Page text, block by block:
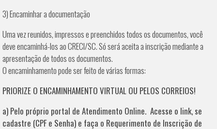
3) Encaminhar a documentação
Uma vez reunidos, impressos e preenchidos todos os documentos, você
deve encaminhá-los ao CRECI/SC. Só será aceita a inscrição mediante a
apresentação de todos os documentos.
O encaminhamento pode ser feito de várias formas:
PRIORIZE O ENCAMINHAMENTO VIRTUAL OU PELOS CORREIOS!
a) Pelo próprio portal de Atendimento Online. Acesse o link, se
cadastre (CPF e Senha) e faça o Requerimento de Inscrição de